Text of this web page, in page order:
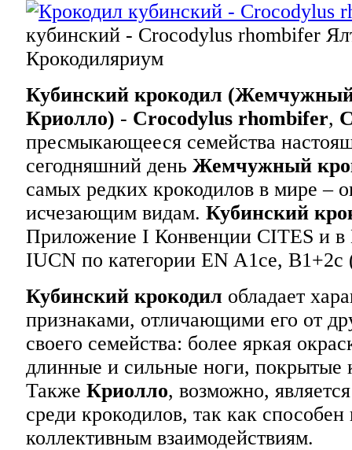
кубинский - Crocodylus rhombifer
Крокодиляриум
Кубинский крокодил
Криолло) - Crocodylus rhombifer,
пресмыкающееся семейства
сегодняшний день Жемчужный
самых редких крокодилов в мире –
исчезающим видам. Кубинский
Приложение I Конвенции CITES и в
IUCN по категории EN A1ce,
Кубинский крокодил обладает
признаками, отличающими его от
своего семейства: более яркая
длинные и сильные ноги, покрытые
Также Криолло, возможно,
среди крокодилов, так как
коллективным взаимодействиям.